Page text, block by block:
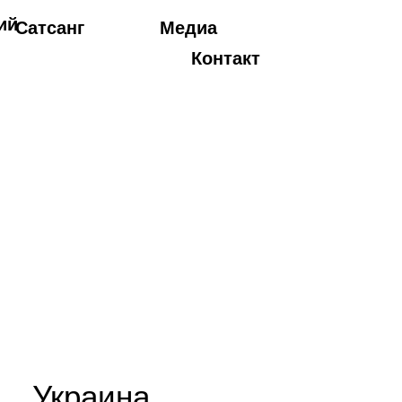
Сатсанг
Медиа
Контакт